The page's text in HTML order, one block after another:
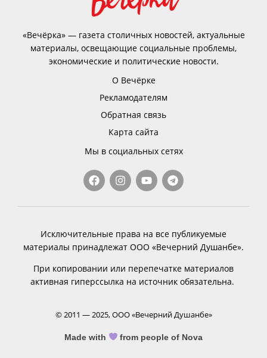
«Вечёрка» — газета столичных новостей, актуальные
материалы, освещающие социальные проблемы,
экономические и политические новости.
О Вечёрке
Рекламодателям
Обратная связь
Карта сайта
Мы в социальных сетях
Исключительные права на все публикуемые
материалы принадлежат ООО «Вечерний Душанбе».
При копировании или перепечатке материалов
активная гиперссылка на источник обязательна.
© 2011 — 2025, ООО «Вечерний Душанбе»
Made with from people of Nova